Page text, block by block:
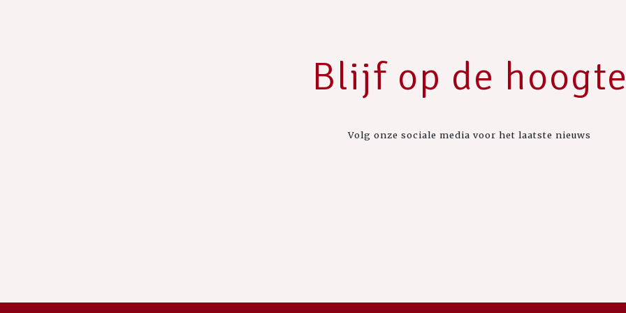
Blijf op de
Volg onze sociale media voor het laatste nieuws